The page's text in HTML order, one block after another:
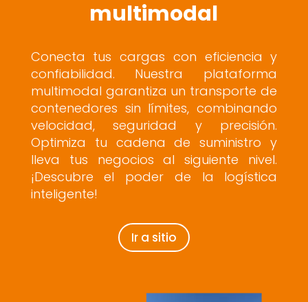
multimodal
Conecta tus cargas con eficiencia y
confiabilidad. Nuestra plataforma
multimodal garantiza un transporte de
contenedores sin límites, combinando
velocidad, seguridad y precisión.
Optimiza tu cadena de suministro y
lleva tus negocios al siguiente nivel.
¡Descubre el poder de la logística
inteligente!
Ir a sitio